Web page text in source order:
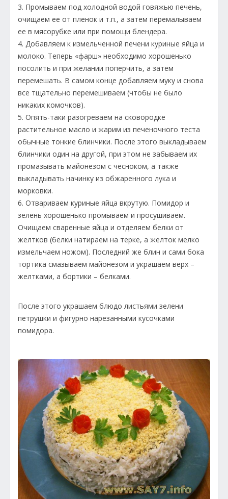
3. Промываем под холодной водой говяжью печень,
очищаем ее от пленок и т.п., а затем перемалываем
ее в мясорубке или при помощи блендера.
4. Добавляем к измельченной печени куриные яйца и
молоко. Теперь «фарш» необходимо хорошенько
посолить и при желании поперчить, а затем
перемешать. В самом конце добавляем муку и снова
все тщательно перемешиваем (чтобы не было
никаких комочков).
5. Опять-таки разогреваем на сковородке
растительное масло и жарим из печеночного теста
обычные тонкие блинчики. После этого выкладываем
блинчики один на другой, при этом не забываем их
промазывать майонезом с чесноком, а также
выкладывать начинку из обжаренного лука и
морковки.
6. Отвариваем куриные яйца вкрутую. Помидор и
зелень хорошенько промываем и просушиваем.
Очищаем сваренные яйца и отделяем белки от
желтков (белки натираем на терке, а желток мелко
измельчаем ножом). Последний же блин и сами бока
тортика смазываем майонезом и украшаем верх –
желтками, а бортики – белками.
После этого украшаем блюдо листьями зелени
петрушки и фигурно нарезанными кусочками
помидора.